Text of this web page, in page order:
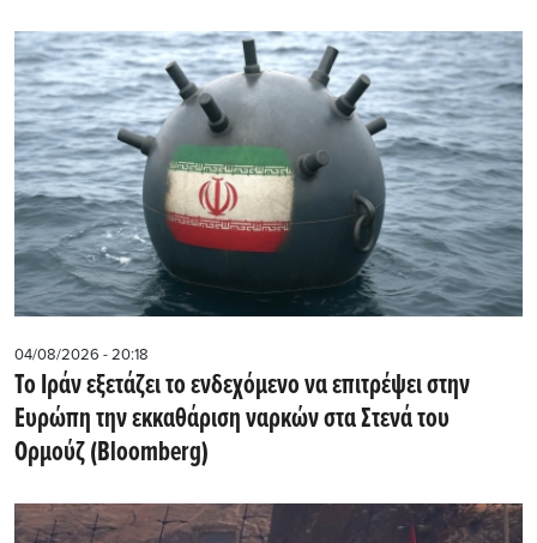
04/08/2026 - 20:18
Το Ιράν εξετάζει το ενδεχόμενο να επιτρέψει στην
Ευρώπη την εκκαθάριση ναρκών στα Στενά του
Ορμούζ (Bloomberg)